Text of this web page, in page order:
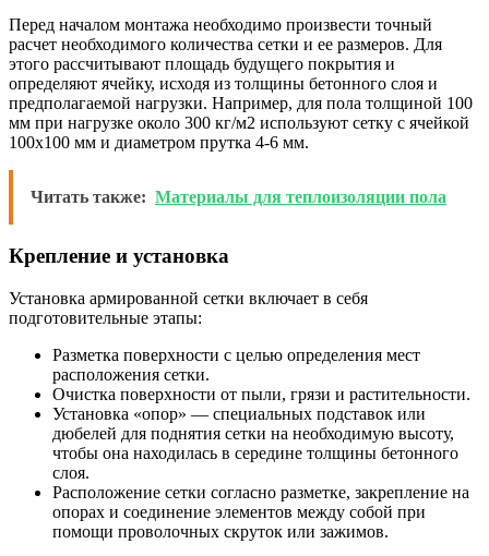
Перед началом монтажа необходимо произвести точный
расчет необходимого количества сетки и ее размеров. Для
этого рассчитывают площадь будущего покрытия и
определяют ячейку, исходя из толщины бетонного слоя и
предполагаемой нагрузки. Например, для пола толщиной 100
мм при нагрузке около 300 кг/м2 используют сетку с ячейкой
100х100 мм и диаметром прутка 4-6 мм.
Читать также: Материалы для теплоизоляции пола
Крепление и установка
Установка армированной сетки включает в себя
подготовительные этапы:
Разметка поверхности с целью определения мест
расположения сетки.
Очистка поверхности от пыли, грязи и растительности.
Установка «опор» — специальных подставок или
дюбелей для поднятия сетки на необходимую высоту,
чтобы она находилась в середине толщины бетонного
слоя.
Расположение сетки согласно разметке, закрепление на
опорах и соединение элементов между собой при
помощи проволочных скруток или зажимов.